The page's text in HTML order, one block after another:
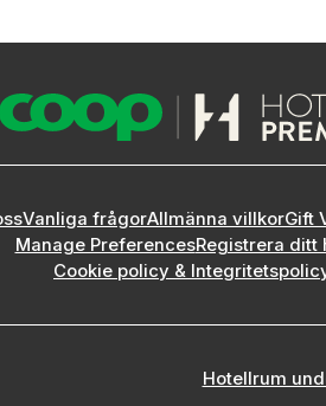
Vanliga frågorAllmänna villkorGift
Manage PreferencesRegistrera ditt
Cookie policy &
Hotellrum